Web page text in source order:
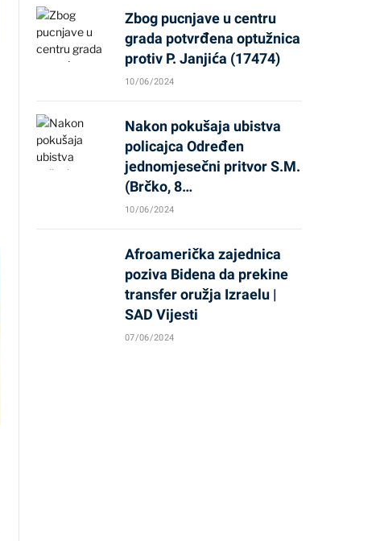
Zbog pucnjave u centru
grada potvrđena optužnica
protiv P. Janjića (17474)
10/06/2024
Nakon pokušaja ubistva
policajca Određen
jednomjesečni pritvor S.M.
(Brčko, 8…
10/06/2024
Afroamerička zajednica
poziva Bidena da prekine
transfer oružja Izraelu |
SAD Vijesti
07/06/2024